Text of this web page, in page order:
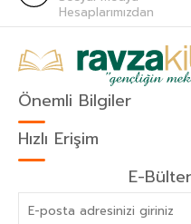
Hesaplarımızdan
Önemli Bilgiler
Hızlı Erişim
E-